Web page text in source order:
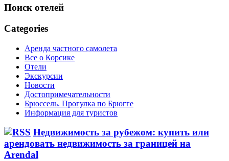
Поиск отелей
Categories
Аренда частного самолета
Все о Корсике
Отели
Экскурсии
Новости
Достопримечательности
Брюссель. Прогулка по Брюгге
Информация для туристов
Недвижимость за рубежом: купить или
арендовать недвижимость за границей на
Arendal